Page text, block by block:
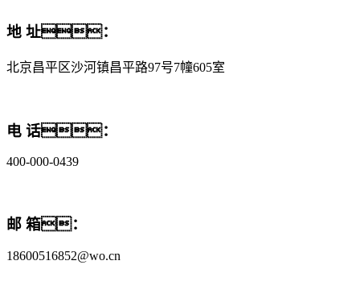
地 址：
北京昌平区沙河镇昌平路97号7幢605室
电 话：
400-000-0439
邮 箱：
18600516852@wo.cn